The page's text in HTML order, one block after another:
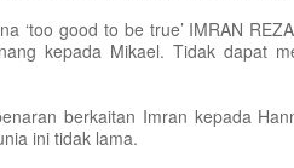
‘too good to be true’ IMRAN
kepada Mikael. Tidak dapat
berkaitan Imran kepada
ini tidak lama.